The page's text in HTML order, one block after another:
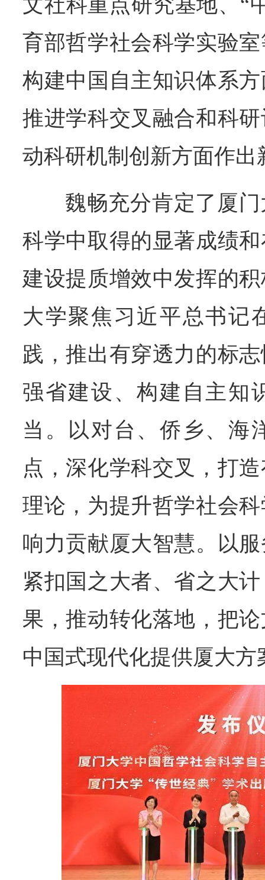
文社科重点研究基地、“
育部哲学社会科学实验
构建中国自主知识体系
推进学科交叉融合和科
动科研机制创新方面作出
魏畅充分肯定了厦
科学中取得的显著成绩
建设提质增效中发挥的
大学聚焦习近平总书记
践，推出有穿透力的标
强省建设、构建自主知
当。以对台、侨乡、海
点，深化学科交叉，打
理论，为提升哲学社会
响力贡献厦大智慧。以
紧扣国之大者、省之大
果，推动转化落地，把
中国式现代化提供厦大方